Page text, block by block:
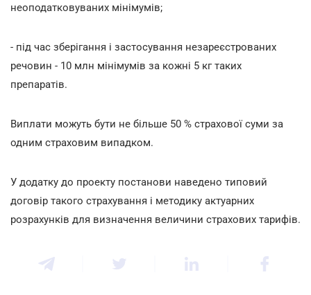
неоподатковуваних мінімумів;
- під час зберігання і застосування незареєстрованих
речовин - 10 млн мінімумів за кожні 5 кг таких
препаратів.
Виплати можуть бути не більше 50 % страхової суми за
одним страховим випадком.
У додатку до проекту постанови наведено типовий
договір такого страхування і методику актуарних
розрахунків для визначення величини страхових тарифів.